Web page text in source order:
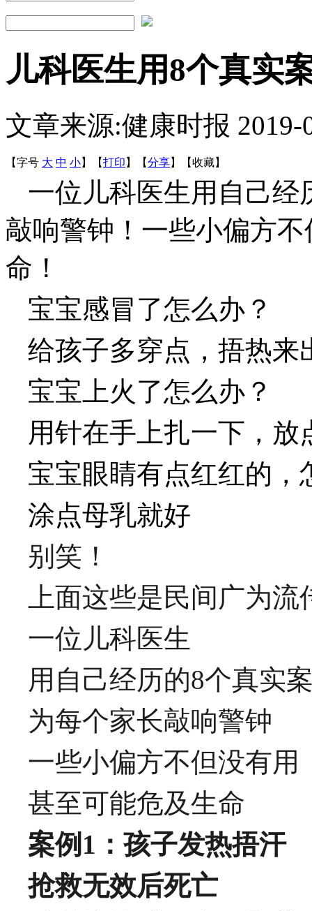
儿科医生用8个真实
文章来源:健康时报 2019-
【字号 大 中 小】 【打印 】 【分享】 【收藏】
一位儿科医生用自己
敲响警钟！一些小偏方
命！
宝宝感冒了怎么办？
给孩子多穿点，捂热来
宝宝上火了怎么办？
用针在手上扎一下，放
宝宝眼睛有点红红的，
涂点母乳就好
别笑！
上面这些是民间广为
一位儿科医生
用自己经历的8个真实
为每个家长敲响警钟
一些小偏方不但没有用
甚至可能危及生命
案例1：孩子发热捂汗
抢救无效后死亡